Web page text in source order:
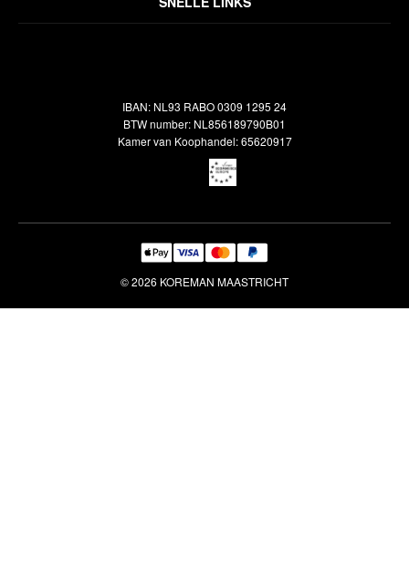
Inspiratie
Veelgestelde vragen
Verzendbeleid
IBAN: NL93 RABO 0309 1295 24
BTW number: NL856189790B01
Kamer van Koophandel: 65620917
© 2026 KOREMAN MAASTRICHT